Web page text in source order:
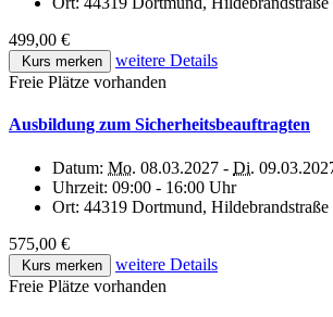
499,00 €
Kurs merken
weitere Details
Freie Plätze vorhanden
Ausbildung zum Sicherheitsbeauftragten
Datum: Mo. 08.03.2027 - Di.
Uhrzeit: 09:00 - 16:00 Uhr
Ort: 44319 Dortmund, Hildebrandstraße
575,00 €
Kurs merken
weitere Details
Freie Plätze vorhanden